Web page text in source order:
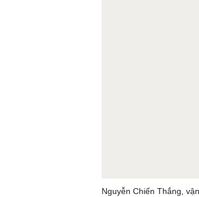
Nguyễn Chiến Thắng,